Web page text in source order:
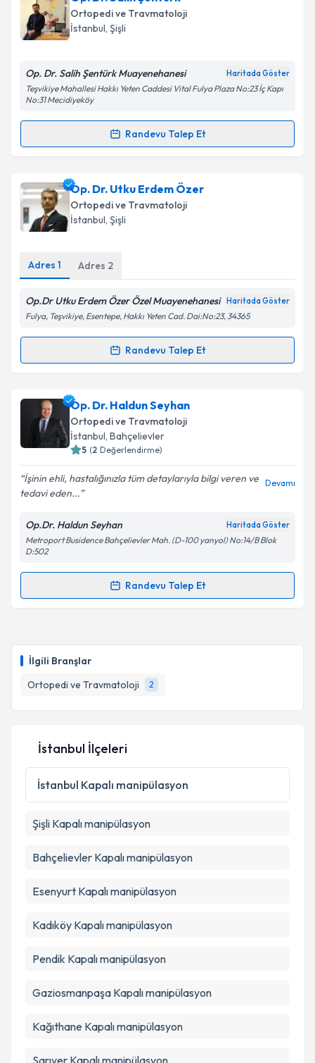
İlgili Branşlar
Ortopedi ve Travmatoloji
2
oluşturun. Size bu uzmandan randevu almanız için bir
takvim hazırlandığında e-posta ile bilgilendireceğiz.
Kişisel verilerimin işlenmesine ilişkinAydınlatma
'ni okudum ve kişisel verilerimin belirtilen
kapsamda işlenmesini kabul ediyorum.
Takvim Talebini Gönder
Ortopedi ve Travmatoloji
İstanbul, Şişli
Op. Dr. Salih Şentürk Muayenehanesi Haritada Göster
Teşvikiye Mahallesi Hakkı Yeten Caddesi Vital Fulya Plaza No:23 İç Kapı
No:31 Mecidiyeköy
Randevu Talep Et
Randevu Takvimi Talebi
Op. Dr. Salih Şentürkiçin randevu takvimi talebi
oluşturun. Size bu uzmandan randevu almanız için bir
takvim hazırlandığında e-posta ile bilgilendireceğiz.
Kişisel verilerimin işlenmesine ilişkin Aydınlatma
kapsamda işlenmesini kabul ediyorum.
Op. Dr. Utku Erdem Özer
Ortopedi ve Travmatoloji
İstanbul, Şişli
Adres 1 Adres 2
Op.Dr Utku Erdem Özer Özel Muayenehanesi Haritada Göster
Fulya, Teşvikiye, Esentepe, Hakkı Yeten Cad. Dai:No:23, 34365
Randevu Talep Et
Randevu Takvimi Talebi
Op. Dr. Utku Erdem Özeriçin randevu takvimi talebi
oluşturun. Size bu uzmandan randevu almanız için bir
takvim hazırlandığında e-posta ile bilgilendireceğiz.
Kişisel verilerimin işlenmesine ilişkin
Aydınlatma
Metni'ni okudum ve kişisel verilerimin belirtilen
Takvim Talebini Gönder
Op. Dr. Haldun Seyhan
Ortopedi ve Travmatoloji
İstanbul, Bahçelievler
5 (2 Değerlendirme)
İşinin ehli, hastalığınızla tüm detaylarıyla bilgi veren ve
tedavi eden...
Devamı
Op.Dr. Haldun Seyhan Haritada Göster
Metroport Busidence Bahçelievler Mah. (D-100 yanyol) No:14/B Blok
D:502
Randevu Talep Et
Randevu Takvimi Talebi
takvim hazırlandığında e-posta ile bilgilendireceğiz.
Kişisel verilerimin işlenmesine ilişkinAydınlatma
Metni
'ni okudum ve kişisel verilerimin belirtilen
kapsamda işlenmesini kabul ediyorum.
İstanbul İlçeleri
İstanbul Kapalı manipülasyon
Şişli Kapalı manipülasyon
Bahçelievler Kapalı manipülasyon
Esenyurt Kapalı manipülasyon
Kadıköy Kapalı manipülasyon
Pendik Kapalı manipülasyon
Gaziosmanpaşa Kapalı manipülasyon
Kağıthane Kapalı manipülasyon
Sarıyer Kapalı manipülasyon